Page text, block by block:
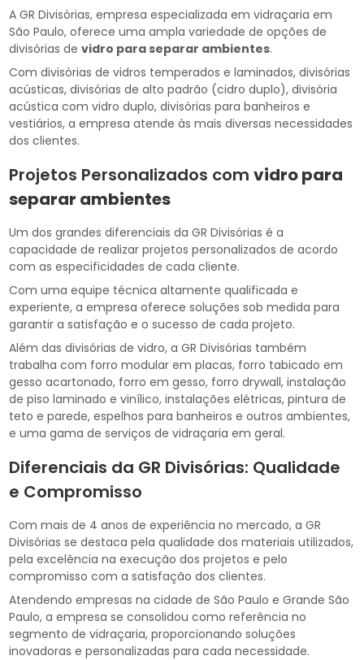
A GR Divisórias, empresa especializada em vidraçaria em
São Paulo, oferece uma ampla variedade de opções de
divisórias devidro para separar ambientes.
Com divisórias de vidros temperados e laminados, divisórias
acústicas, divisórias de alto padrão (cidro duplo), divisória
acústica com vidro duplo, divisórias para banheiros e
vestiários, a empresa atende às mais diversas necessidades
dos clientes.
Projetos Personalizados comvidro para
separar ambientes
Um dos grandes diferenciais da GR Divisórias é a
capacidade de realizar projetos personalizados de acordo
com as especificidades de cada cliente.
Com uma equipe técnica altamente qualificada e
experiente, a empresa oferece soluções sob medida para
garantir a satisfação e o sucesso de cada projeto.
Além das divisórias de vidro, a GR Divisórias também
trabalha com forro modular em placas, forro tabicado em
gesso acartonado, forro em gesso, forro drywall, instalação
de piso laminado e vinílico, instalações elétricas, pintura de
teto e parede, espelhos para banheiros e outros ambientes,
e uma gama de serviços de vidraçaria em geral.
Diferenciais da GR Divisórias: Qualidade
e Compromisso
Com mais de 4 anos de experiência no mercado, a GR
Divisórias se destaca pela qualidade dos materiais utilizados,
pela excelência na execução dos projetos e pelo
compromisso com a satisfação dos clientes.
Atendendo empresas na cidade de São Paulo e Grande São
Paulo, a empresa se consolidou como referência no
segmento de vidraçaria, proporcionando soluções
inovadoras e personalizadas para cada necessidade.